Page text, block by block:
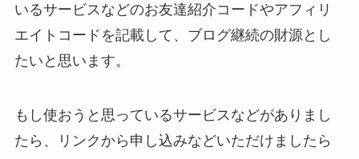
いるサービスなどのお友達紹介コードやアフィリ
エイトコードを記載して、ブログ継続の財源とし
たいと思います。
もし使おうと思っているサービスなどがありまし
たら、リンクから申し込みなどいただけましたら